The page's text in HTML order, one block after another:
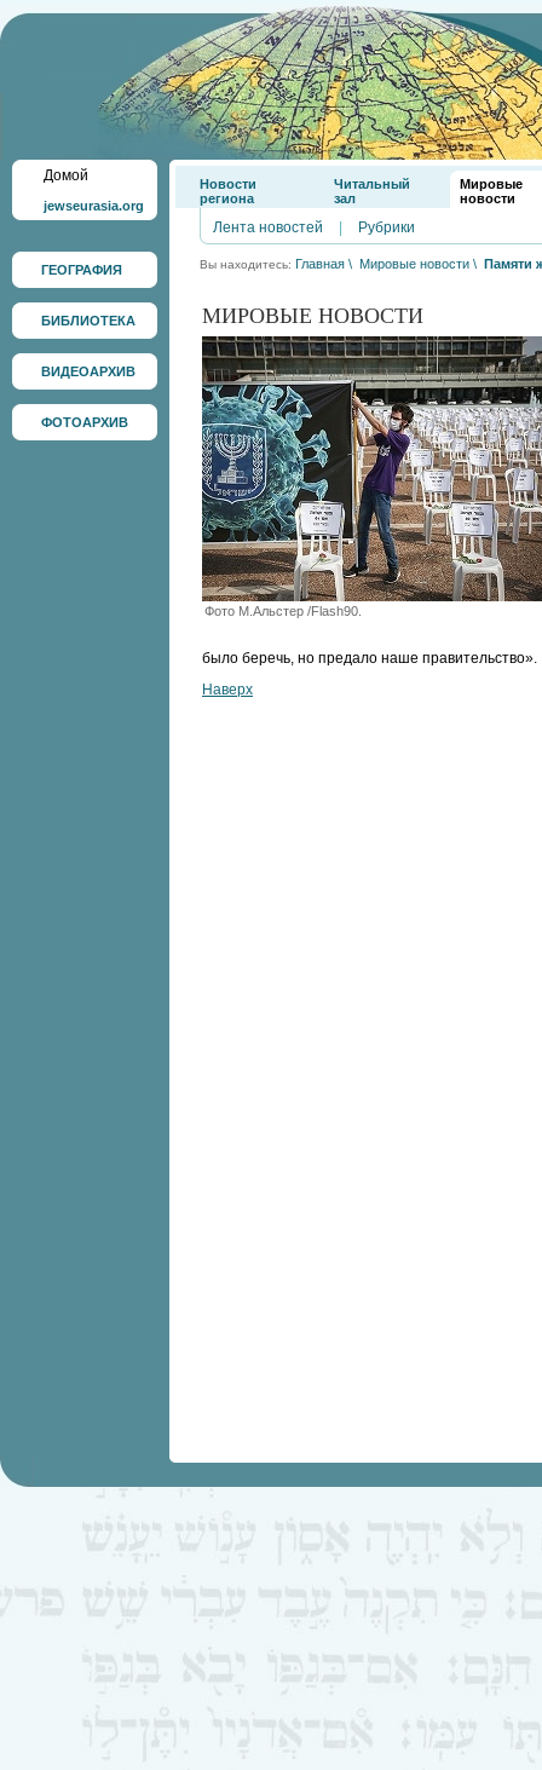
Домой
jewseurasia.org
ГЕОГРАФИЯ
БИБЛИОТЕКА
ВИДЕОАРХИВ
ФОТОАРХИВ
Новости
региона
Читальный
зал
Мировые
новости
Лента новостей Рубрики
Вы находитесь: Главная \ Мировые новости \ Памяти
МИРОВЫЕ НОВОСТИ
Фото М.Альстер /Flash90.
было беречь, но предало наше правительство».
Наверх